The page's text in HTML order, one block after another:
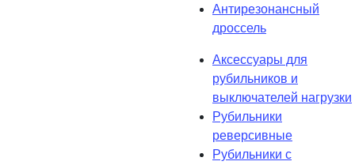
Антирезонансный
дроссель
Аксессуары для
рубильников и
выключателей нагрузки
Рубильники
реверсивные
Рубильники с